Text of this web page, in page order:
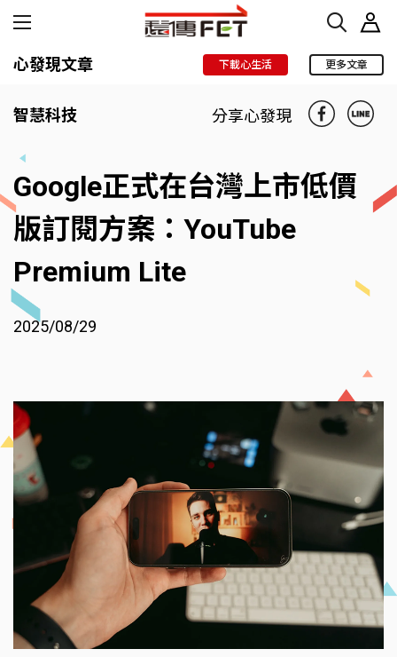
心發現文章 下載心生活 更多文章
智慧科技 分享心發現
Google正式在台灣上市低價
版訂閱方案：YouTube
Premium Lite
2025/08/29